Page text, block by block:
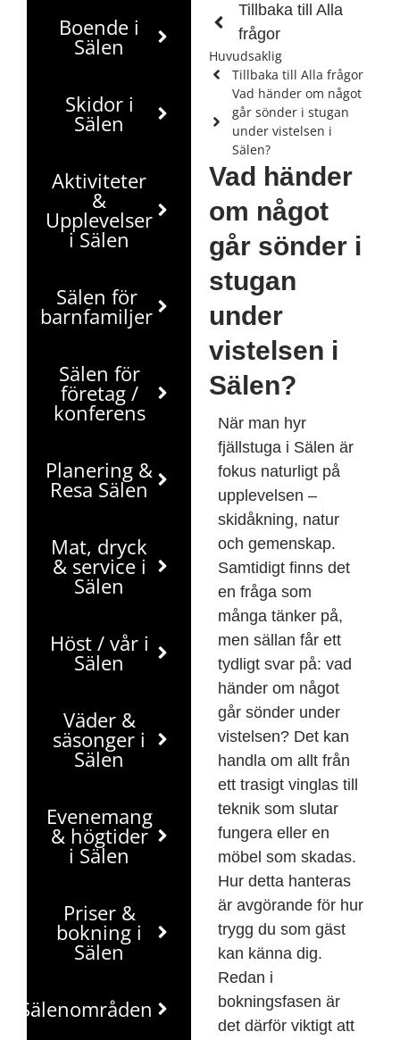
Boende i
Sälen
Skidor i
Sälen
Aktiviteter
&
Upplevelser
i Sälen
Sälen för
barnfamiljer
Sälen för
företag /
konferens
Planering &
Resa Sälen
Mat, dryck
& service i
Sälen
Höst / vår i
Sälen
Väder &
säsonger i
Sälen
Evenemang
& högtider
i Sälen
Priser &
bokning i
Sälen
Sälenområden
Tillbaka till Alla
frågor
Huvudsaklig
Tillbaka till Alla frågor
Vad händer om något
går sönder i stugan
under vistelsen i
Sälen?
Vad händer
om något
går sönder i
stugan
under
vistelsen i
Sälen?
När man hyr
fjällstuga i Sälen är
fokus naturligt på
upplevelsen –
skidåkning, natur
och gemenskap.
Samtidigt finns det
en fråga som
många tänker på,
men sällan får ett
tydligt svar på: vad
händer om något
går sönder under
vistelsen? Det kan
handla om allt från
ett trasigt vinglas till
teknik som slutar
fungera eller en
möbel som skadas.
Hur detta hanteras
är avgörande för hur
trygg du som gäst
kan känna dig.
Redan i
bokningsfasen är
det därför viktigt att